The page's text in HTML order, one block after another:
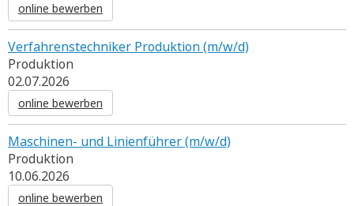
online bewerben
Verfahrenstechniker Produktion (m/w/d)
Produktion
02.07.2026
online bewerben
Maschinen- und Linienführer (m/w/d)
Produktion
10.06.2026
online bewerben